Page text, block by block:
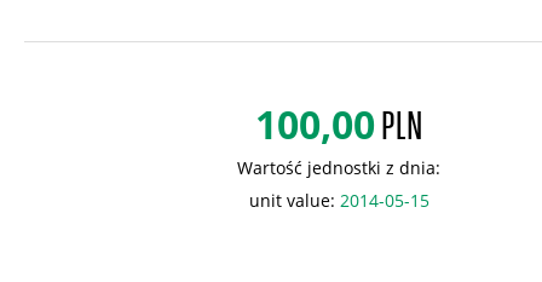
100,00PLN
Wartość jednostki z dnia:
unit value: 2014-05-15